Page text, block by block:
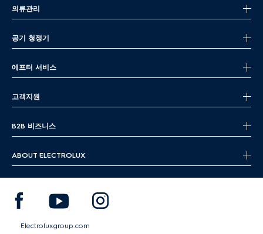
의류관리
공기 청정기
에프터 서비스
고객지원
B2B 비즈니스
ABOUT ELECTROLUX
Electroluxgroup.com